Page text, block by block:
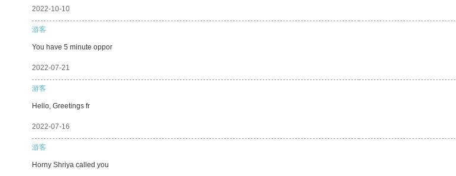
2022-10-10
游客
You have 5 minute oppor
2022-07-21
游客
Hello, Greetings fr
2022-07-16
游客
Horny Shriya called you